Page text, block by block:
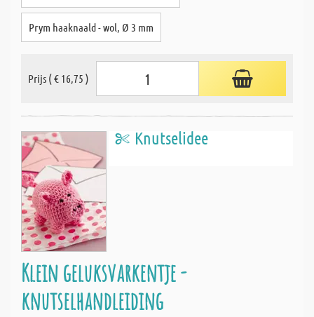
Prym haaknaald - wol, Ø 3 mm
Prijs ( € 16,75 )
Knutselidee
Klein geluksvarkentje -
knutselhandleiding